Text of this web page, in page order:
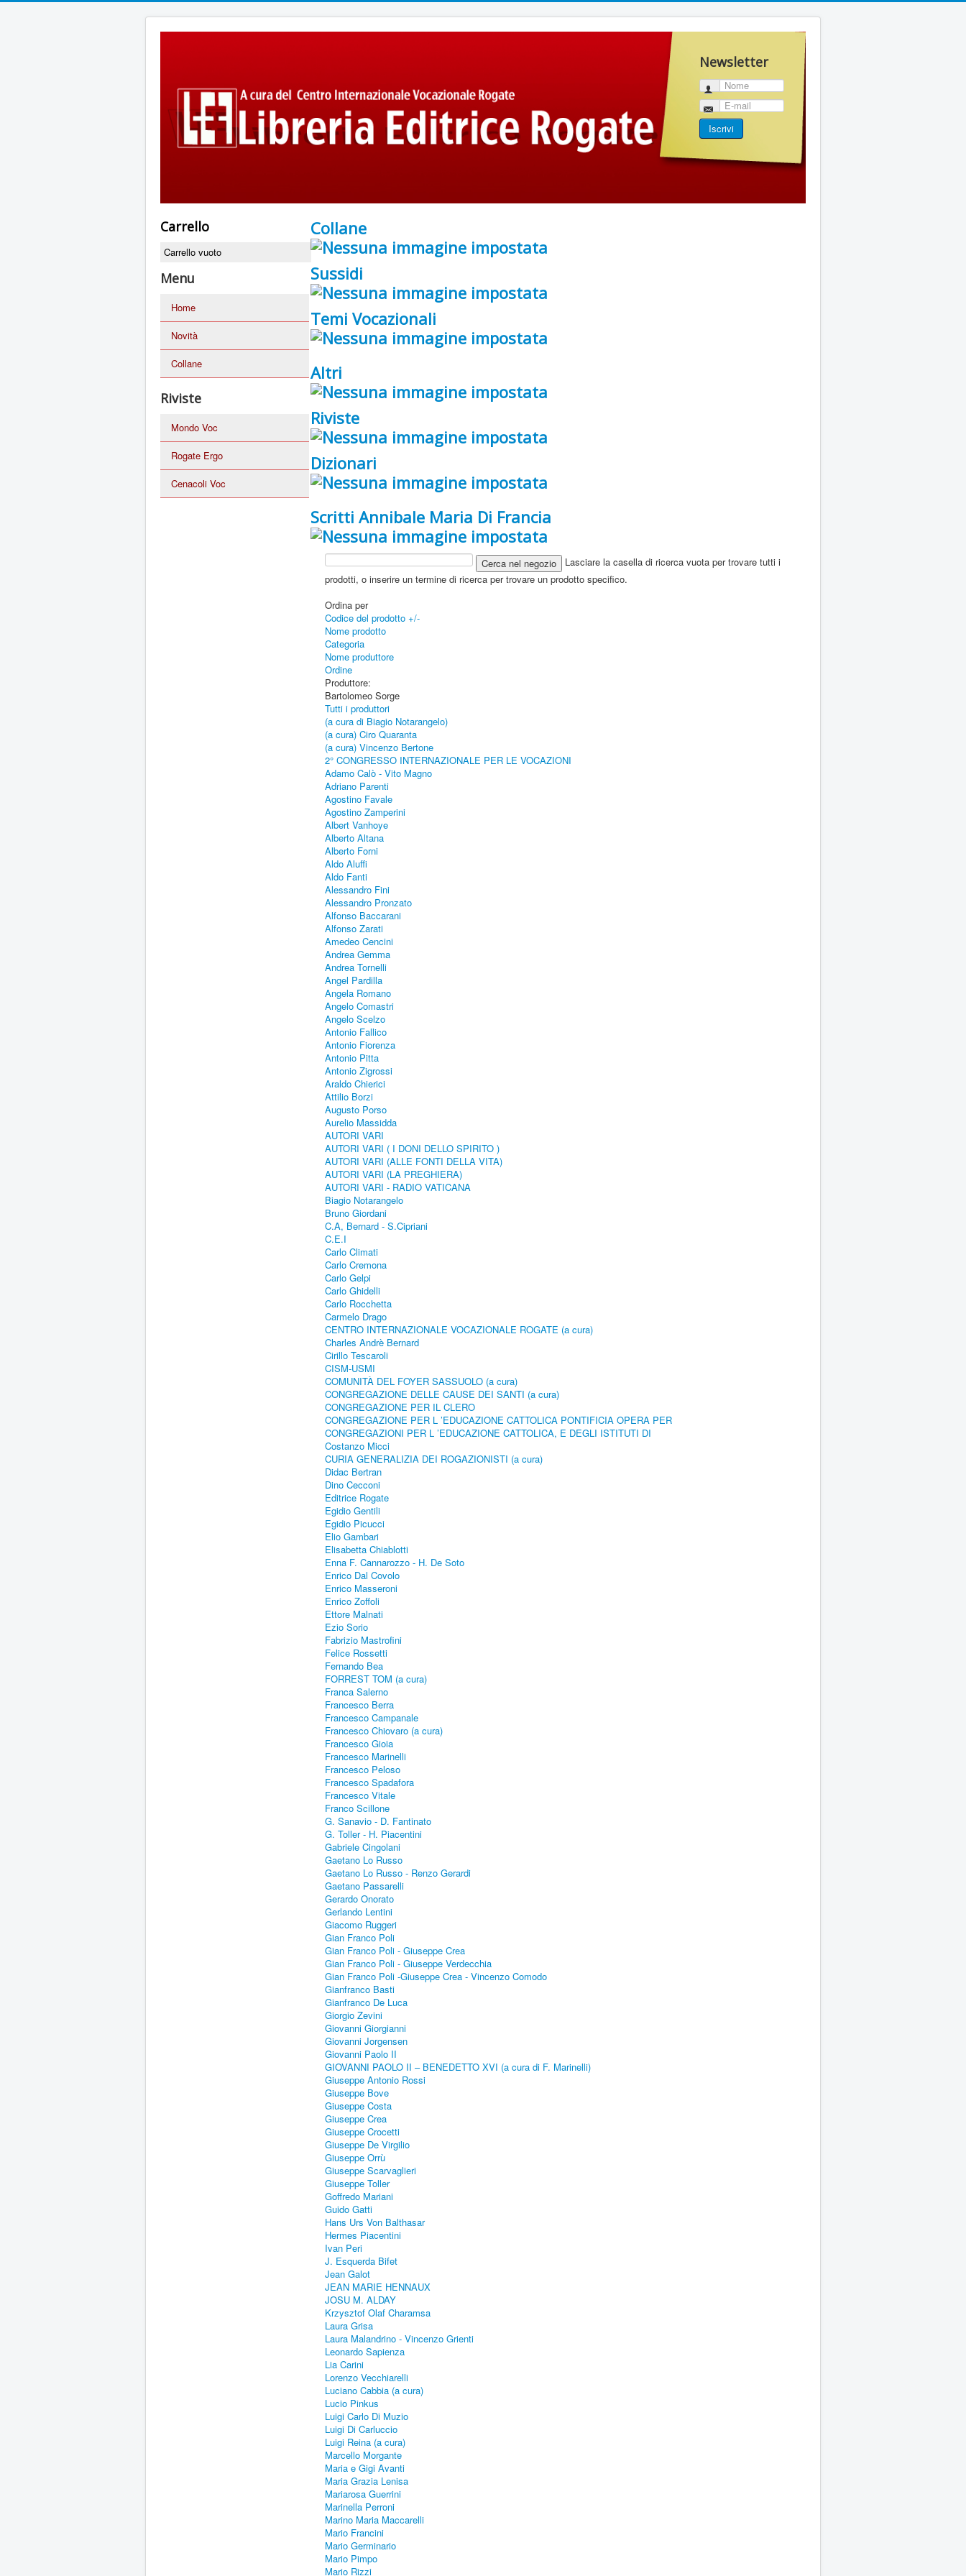
Newsletter
Nome
E-mail
Iscrivi
Carrello
Carrello vuoto
Menu
Home
Novità
Collane
Riviste
Mondo Voc
Rogate Ergo
Cenacoli Voc
Collane
Sussidi
Temi Vocazionali
Altri
Riviste
Dizionari
Scritti Annibale Maria Di Francia
Lasciare la casella di ricerca vuota per trovare tutti i
prodotti, o inserire un termine di ricerca per trovare un prodotto specifico.
Ordina per
Codice del prodotto +/-
Nome prodotto
Categoria
Nome produttore
Ordine
Produttore:
Bartolomeo Sorge
Tutti i produttori
(a cura di Biagio Notarangelo)
(a cura) Ciro Quaranta
(a cura) Vincenzo Bertone
2° CONGRESSO INTERNAZIONALE PER LE VOCAZIONI
Adamo Calò - Vito Magno
Adriano Parenti
Agostino Favale
Agostino Zamperini
Albert Vanhoye
Alberto Altana
Alberto Forni
Aldo Aluffi
Aldo Fanti
Alessandro Fini
Alessandro Pronzato
Alfonso Baccarani
Alfonso Zarati
Amedeo Cencini
Andrea Gemma
Andrea Tornelli
Angel Pardilla
Angela Romano
Angelo Comastri
Angelo Scelzo
Antonio Fallico
Antonio Fiorenza
Antonio Pitta
Antonio Zigrossi
Araldo Chierici
Attilio Borzi
Augusto Porso
Aurelio Massidda
AUTORI VARI
AUTORI VARI ( I DONI DELLO SPIRITO )
AUTORI VARI (ALLE FONTI DELLA VITA)
AUTORI VARI (LA PREGHIERA)
AUTORI VARI - RADIO VATICANA
Biagio Notarangelo
Bruno Giordani
C.A, Bernard - S.Cipriani
C.E.I
Carlo Climati
Carlo Cremona
Carlo Gelpi
Carlo Ghidelli
Carlo Rocchetta
Carmelo Drago
CENTRO INTERNAZIONALE VOCAZIONALE ROGATE (a cura)
Charles Andrè Bernard
Cirillo Tescaroli
CISM-USMI
COMUNITÀ DEL FOYER SASSUOLO (a cura)
CONGREGAZIONE DELLE CAUSE DEI SANTI (a cura)
CONGREGAZIONE PER IL CLERO
CONGREGAZIONE PER L ’EDUCAZIONE CATTOLICA PONTIFICIA OPERA PER
CONGREGAZIONI PER L ’EDUCAZIONE CATTOLICA, E DEGLI ISTITUTI DI
Costanzo Micci
CURIA GENERALIZIA DEI ROGAZIONISTI (a cura)
Didac Bertran
Dino Cecconi
Editrice Rogate
Egidio Gentili
Egidio Picucci
Elio Gambari
Elisabetta Chiablotti
Enna F. Cannarozzo - H. De Soto
Enrico Dal Covolo
Enrico Masseroni
Enrico Zoffoli
Ettore Malnati
Ezio Sorio
Fabrizio Mastrofini
Felice Rossetti
Fernando Bea
FORREST TOM (a cura)
Franca Salerno
Francesco Berra
Francesco Campanale
Francesco Chiovaro (a cura)
Francesco Gioia
Francesco Marinelli
Francesco Peloso
Francesco Spadafora
Francesco Vitale
Franco Scillone
G. Sanavio - D. Fantinato
G. Toller - H. Piacentini
Gabriele Cingolani
Gaetano Lo Russo
Gaetano Lo Russo - Renzo Gerardi
Gaetano Passarelli
Gerardo Onorato
Gerlando Lentini
Giacomo Ruggeri
Gian Franco Poli
Gian Franco Poli - Giuseppe Crea
Gian Franco Poli - Giuseppe Verdecchia
Gian Franco Poli -Giuseppe Crea - Vincenzo Comodo
Gianfranco Basti
Gianfranco De Luca
Giorgio Zevini
Giovanni Giorgianni
Giovanni Jorgensen
Giovanni Paolo II
GIOVANNI PAOLO II – BENEDETTO XVI (a cura di F. Marinelli)
Giuseppe Antonio Rossi
Giuseppe Bove
Giuseppe Costa
Giuseppe Crea
Giuseppe Crocetti
Giuseppe De Virgilio
Giuseppe Orrù
Giuseppe Scarvaglieri
Giuseppe Toller
Goffredo Mariani
Guido Gatti
Hans Urs Von Balthasar
Hermes Piacentini
Ivan Peri
J. Esquerda Bifet
Jean Galot
JEAN MARIE HENNAUX
JOSU M. ALDAY
Krzysztof Olaf Charamsa
Laura Grisa
Laura Malandrino - Vincenzo Grienti
Leonardo Sapienza
Lia Carini
Lorenzo Vecchiarelli
Luciano Cabbia (a cura)
Lucio Pinkus
Luigi Carlo Di Muzio
Luigi Di Carluccio
Luigi Reina (a cura)
Marcello Morgante
Maria e Gigi Avanti
Maria Grazia Lenisa
Mariarosa Guerrini
Marinella Perroni
Marino Maria Maccarelli
Mario Francini
Mario Germinario
Mario Pimpo
Mario Rizzi